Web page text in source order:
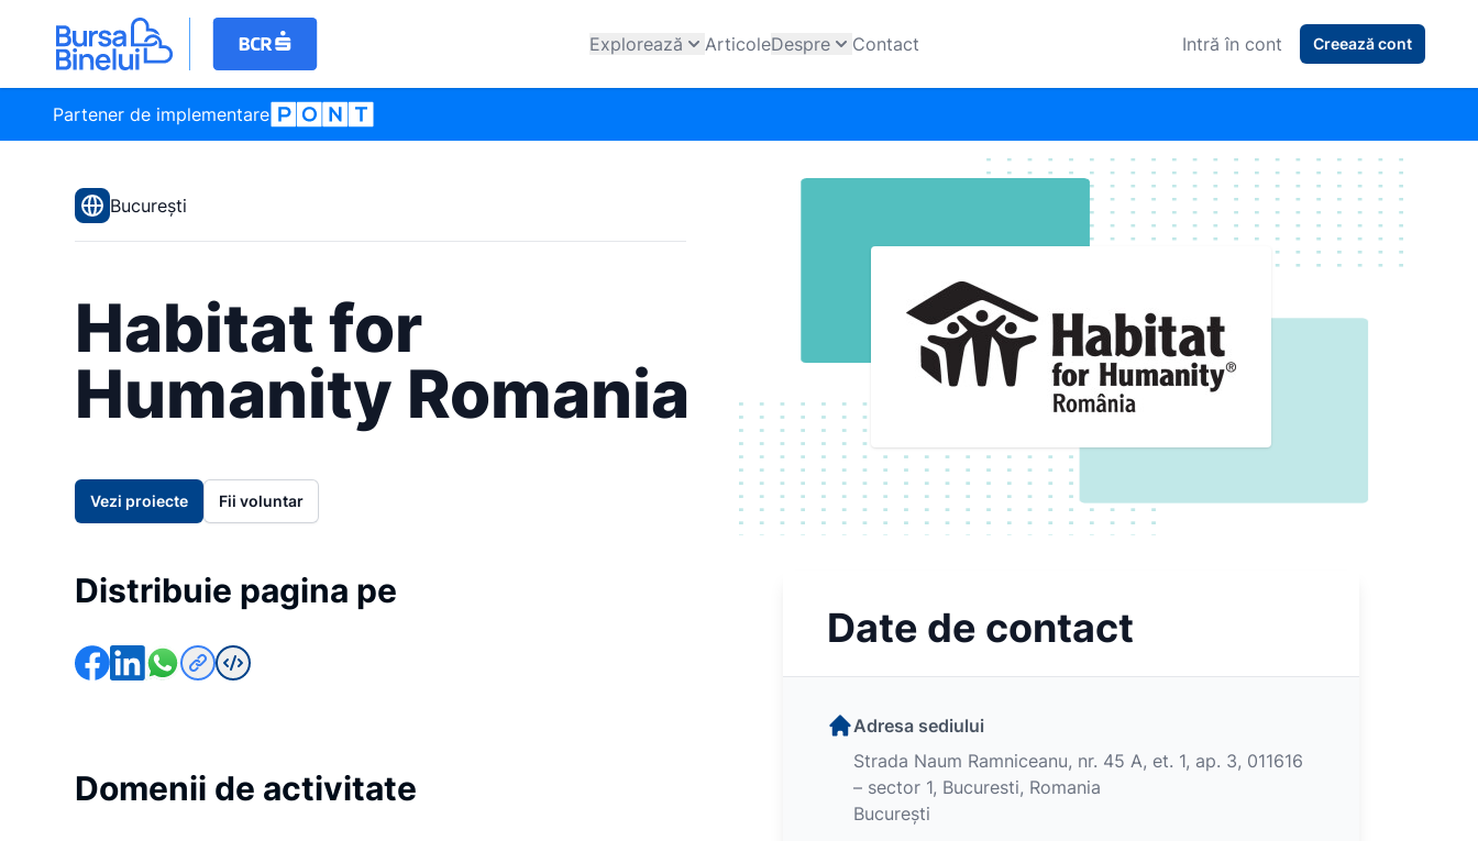
Explorează ArticoleDespre Contact Intră în cont Creează cont
Partener de implementare
București
Habitat for
Humanity Romania
Vezi proiecte Fii voluntar
Distribuie pagina pe
Domenii de activitate
Date de contact
Adresa sediului
Strada Naum Ramniceanu, nr. 45 A, et. 1, ap. 3, 011616
– sector 1, Bucuresti, Romania
București